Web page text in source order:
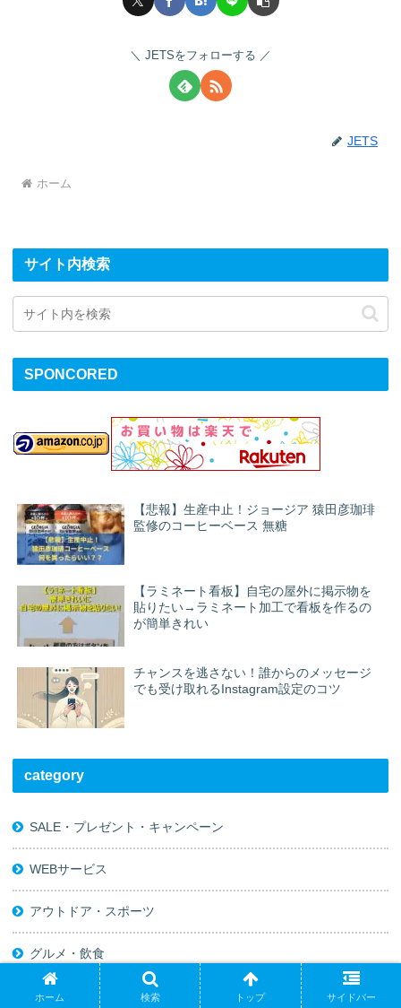
JETSをフォローする
JETS
ホーム
サイト内検索
SPONCORED
【悲報】生産中止！ジョージア 猿田彦珈琲
監修のコーヒーベース 無糖
【ラミネート看板】自宅の屋外に掲示物を
貼りたい→ラミネート加工で看板を作るの
が簡単きれい
チャンスを逃さない！誰からのメッセージ
でも受け取れるInstagram設定のコツ
category
SALE・プレゼント・キャンペーン
WEBサービス
アウトドア・スポーツ
グルメ・飲食
コンピュータ・モバイル・周辺機器
ホーム 検索 トップ サイドバー